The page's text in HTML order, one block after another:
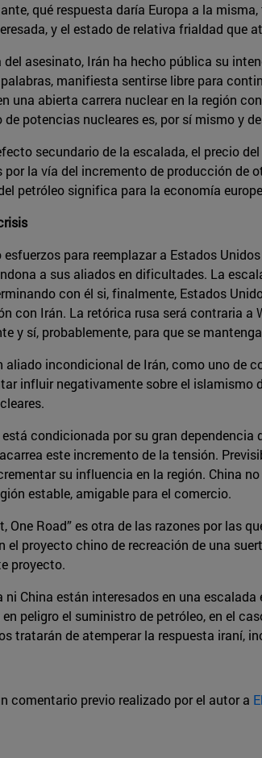
qué respuesta daría Europa a la
y el estado de relativa frialdad que
asesinato, Irán ha hecho pública su
manifiesta sentirse libre para
una abierta carrera nuclear en la región
de potencias nucleares es, por sí mismo y
secundario de la escalada, el precio
la vía del incremento de producción de
petróleo significa para la economía
para reemplazar a Estados
a sus aliados en dificultades. La
con él si, finalmente, Estados
con Irán. La retórica rusa será contraria a
y sí, probablemente, para que se
aliado incondicional de Irán, como uno de
influir negativamente sobre el islamismo
condicionada por su gran
este incremento de la tensión.
su influencia en la región. China
estable, amigable para el comercio.
One Road” es otra de las razones por las
el proyecto chino de recreación de una
proyecto.
ni China están interesados en una
peligro el suministro de petróleo, en el
tratarán de atemperar la respuesta iraní,
comentario previo realizado por el autor a